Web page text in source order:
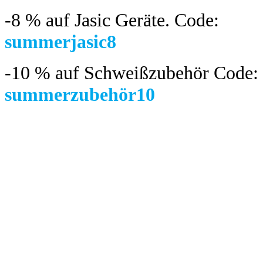
-8 % auf Jasic Geräte. Code:
summerjasic8
-10 % auf Schweißzubehör Code:
summerzubehör10